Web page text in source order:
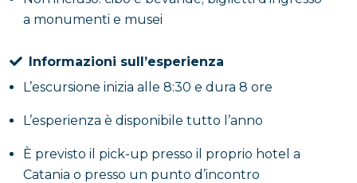
a monumenti e musei
Informazioni sull’esperienza
L’escursione inizia alle 8:30 e dura 8 ore
L’esperienza è disponibile tutto l’anno
È previsto il pick-up presso il proprio hotel a
Catania o presso un punto d’incontro